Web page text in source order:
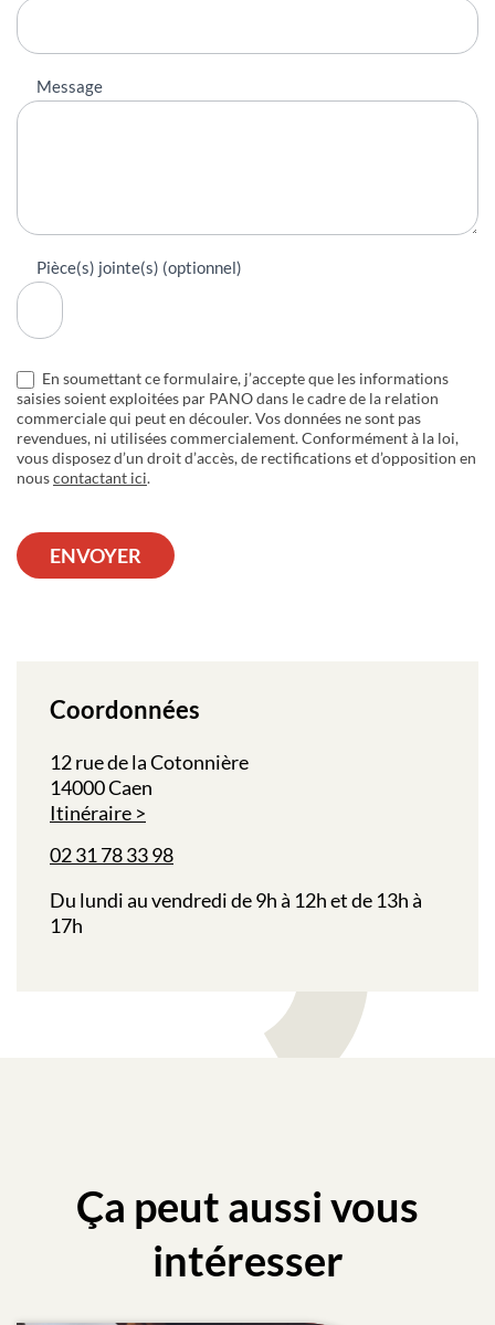
Message
Pièce(s) jointe(s) (optionnel)
En soumettant ce formulaire, j’accepte que les informations
saisies soient exploitées par PANO dans le cadre de la relation
commerciale qui peut en découler. Vos données ne sont pas
revendues, ni utilisées commercialement. Conformément à la loi,
vous disposez d’un droit d’accès, de rectifications et d’opposition en
nouscontactant ici.
ENVOYER
Coordonnées
12 rue de la Cotonnière
14000 Caen
Itinéraire
02 31 78 33 98
Du lundi au vendredi de 9h à 12h et de 13h à
17h
Ça peut aussi vous
intéresser